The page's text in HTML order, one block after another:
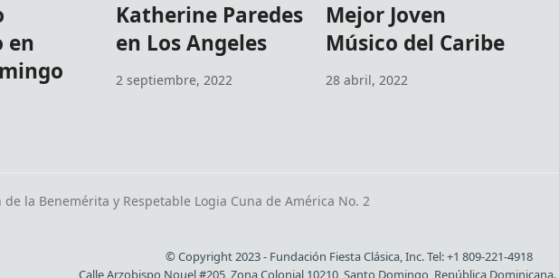
en
Katherine Paredes
en Los Angeles
2 septiembre, 2022
Mejor Joven
Músico del Caribe
28 abril, 2022
de la Benemérita y Respetable Logia Cuna de América No. 2
© Copyright 2023 - Fundación Fiesta Clásica, Inc. Tel: +1 809-221-4918
Calle Arzobispo Nouel #205, Zona Colonial 10210, Santo Domingo, República Dominicana.